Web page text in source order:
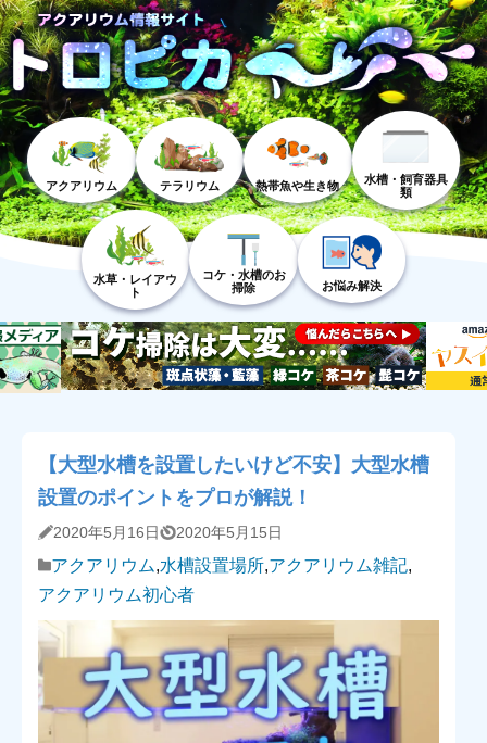
アクアリウム テラリウム 熱帯魚や生き物
水槽・飼育器具
類
水草・レイアウ
ト
コケ・水槽のお
掃除
お悩み解決
【大型水槽を設置したいけど不安】大型水槽
設置のポイントをプロが解説！
2020年5月16日 2020年5月15日
アクアリウム,水槽設置場所,アクアリウム雑記,
アクアリウム初心者